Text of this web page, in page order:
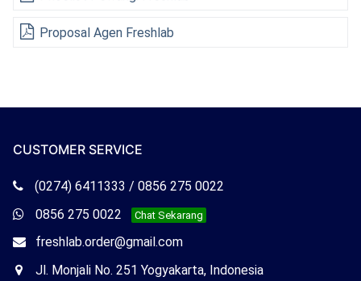
Proposal Agen Freshlab
CUSTOMER SERVICE
Telepon
Freshlab
(0274) 6411333 / 0856 275 0022
Whatsapp
Freshlab
0856 275 0022 Chat Sekarang
Email
Freshlab
freshlab.order@gmail.com
OfficeJl. Monjali No. 251 Yogyakarta, Indonesia